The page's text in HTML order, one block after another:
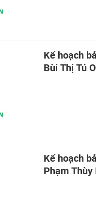
Kế hoạch
Bùi Thị Tú
Kế hoạch
Phạm Thùy